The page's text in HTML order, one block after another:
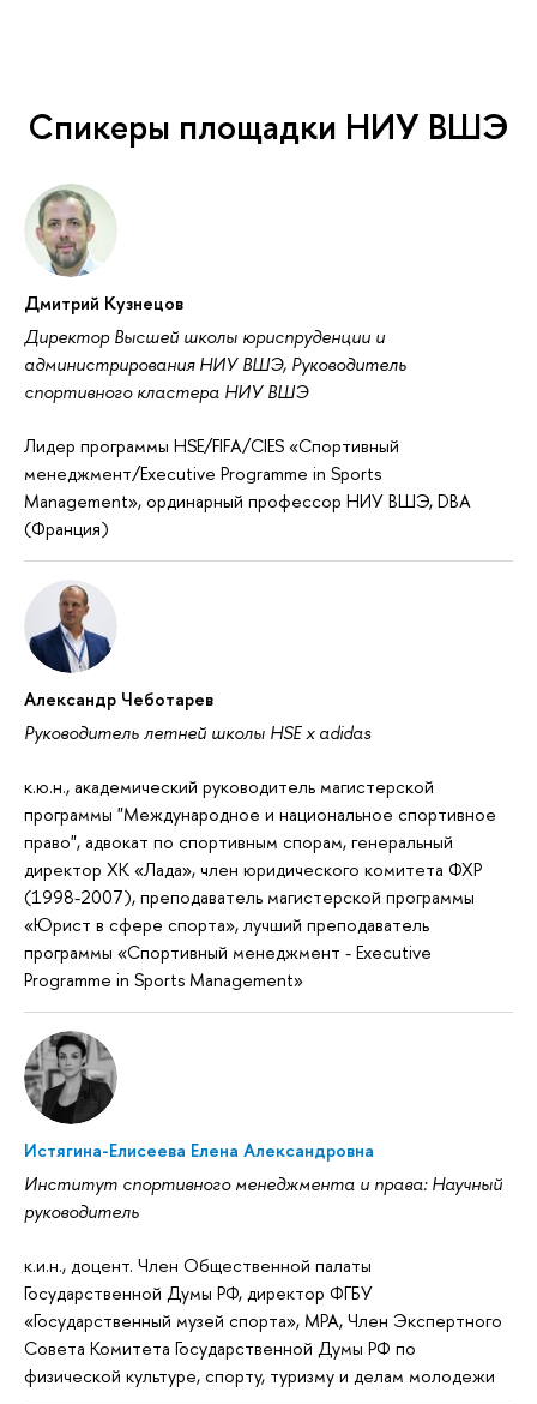
Спикеры площадки НИУ ВШЭ
Дмитрий Кузнецов
Директор Высшей школы юриспруденции и
администрирования НИУ ВШЭ, Руководитель
спортивного кластера НИУ ВШЭ
Лидер программы HSE/FIFA/CIES «Спортивный
менеджмент/Executive Programme in Sports
Management», ординарный профессор НИУ ВШЭ, DBA
(Франция)
Александр Чеботарев
Руководитель летней школы HSE x adidas
к.ю.н., академический руководитель магистерской
программы "Международное и национальное спортивное
право", адвокат по спортивным спорам, генеральный
директор ХК «Лада», член юридического комитета ФХР
(1998-2007), преподаватель магистерской программы
«Юрист в сфере спорта», лучший преподаватель
программы «Спортивный менеджмент - Executive
Programme in Sports Management»
Истягина-Елисеева Елена Александровна
Институт спортивного менеджмента и права: Научный
руководитель
к.и.н., доцент. Член Общественной палаты
Государственной Думы РФ, директор ФГБУ
«Государственный музей спорта», MPA, Член Экспертного
Совета Комитета Государственной Думы РФ по
физической культуре, спорту, туризму и делам молодежи